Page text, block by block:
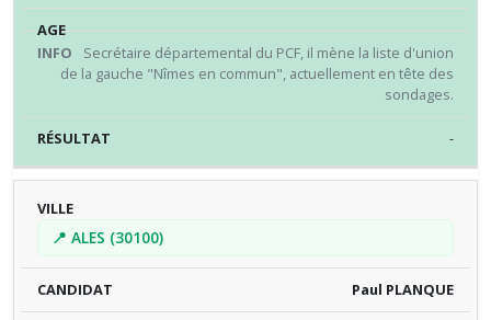
Secrétaire départemental du PCF, il mène la liste d'union
de la gauche "Nîmes en commun", actuellement en tête des
sondages.
-
📍 ALES (30100)
Paul PLANQUE